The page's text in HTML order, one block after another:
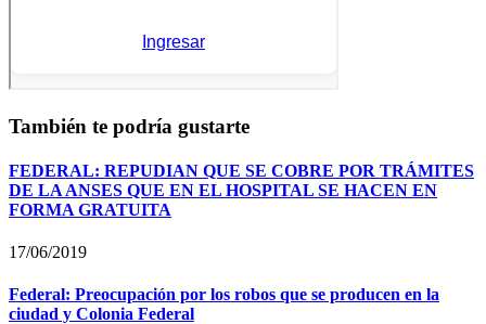
También te podría gustarte
FEDERAL: REPUDIAN QUE SE COBRE POR TRÁMITES
DE LA ANSES QUE EN EL HOSPITAL SE HACEN EN
FORMA GRATUITA
17/06/2019
Federal: Preocupación por los robos que se producen en la
ciudad y Colonia Federal